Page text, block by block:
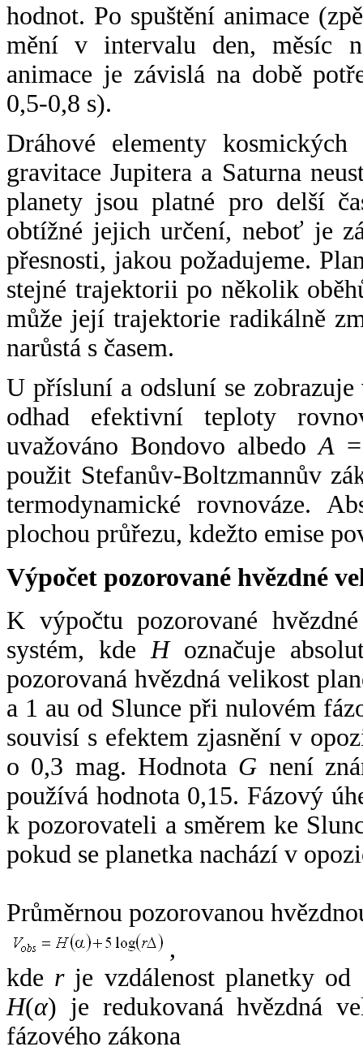
hodnot. Po spuštění animace
mění v intervalu den, měsíc
animace je závislá na době
0,5-0,8 s).
Dráhové elementy
gravitace Jupitera a Saturna
planety jsou platné pro delší
obtížné jejich určení, neboť je
přesnosti, jakou požadujeme.
stejné trajektorii po několik
může její trajektorie radikálně
narůstá s časem.
U přísluní a odsluní se
odhad efektivní teploty
uvažováno Bondovo albedoA
použit Stefanův-Boltzmannův
termodynamické rovnováze.
plochou průřezu, kdežto emise
Výpočet pozorované hvězdné
K výpočtu pozorované
systém, kde Hoznačuje
pozorovaná hvězdná velikost
a 1 au od Slunce při nulovém
souvisí s efektem zjasnění v
o 0,3 mag. Hodnota G není
používá hodnota 0,15. Fázový
k pozorovateli a směrem ke
pokud se planetka nachází v
Průměrnou pozorovanou
,
kde rje vzdálenost planetky od
H(α) je redukovaná hvězdná
fázového zákona